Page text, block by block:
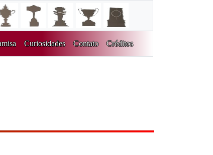
Curiosidades Contato Créditos